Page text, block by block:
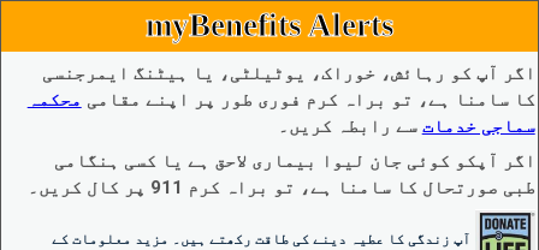
myBenefits Alerts
اگر آپ کو رہائش، خوراک، یوٹیلٹی، یا ہیٹنگ ایمرجنسی
کا سامنا ہے، تو براہ کرم فوری طور پر اپنے مقامی محکمہ
سماجی خدمات سے رابطہ کریں۔
اگر آپکو کوئی جان لیوا بیماری لاحق ہے یا کسی ہنگامی
طبی صورتحال کا سامنا ہے، تو براہ کرم 911 پر کال کریں۔
آپ زندگی کا عطیہ دینے کی طاقت رکھتے ہیں۔ مزید معلومات کے